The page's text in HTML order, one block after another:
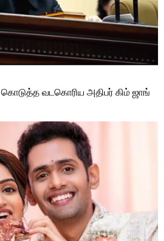
வடகொரிய அதிபர் கிம் ஜாங்